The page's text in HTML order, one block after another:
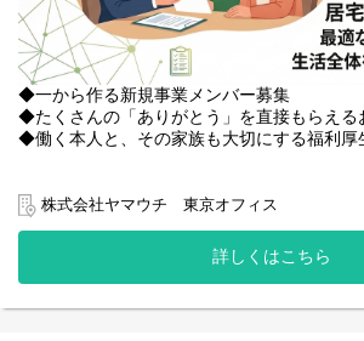
◆一から作る新規事業メンバー募集
◆たくさんの「ありがとう」を直接もらえる
◆働く本人と、その家族も大切にする福利厚
練馬・板橋エリアのご利用者様に対する、ケ
全般、
管理者としての管理業務全般を担当いただき
【主な業務】
・ケアプラン作成、給付管理、モニタリング
株式会社ヤマウチ 東京オフィス
詳しくはこちら